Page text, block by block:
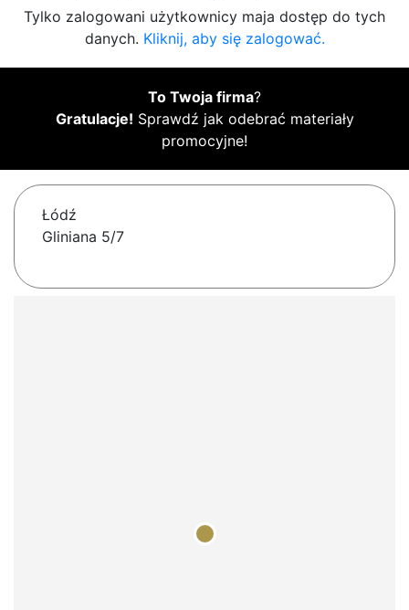
Tylko zalogowani użytkownicy maja dostęp do tych
danych. Kliknij, aby się zalogować.
To Twoja firma?
Gratulacje! Sprawdź jak odebrać materiały
promocyjne!
Łódź
Gliniana 5/7